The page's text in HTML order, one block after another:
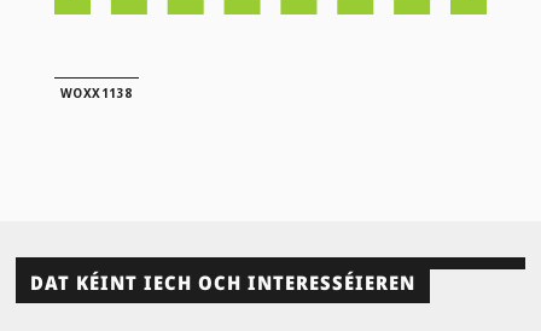
WOXX1138
DAT KÉINT IECH OCH INTERESSÉIEREN